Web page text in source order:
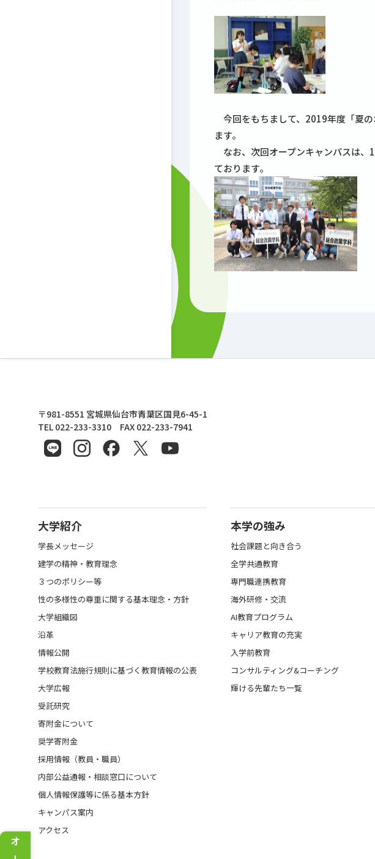
今回をもちまして、2019年度「夏
ます。
なお、次回オープンキャンパスは、
ております。
東北文化学園大学
〒981-8551 宮城県仙台市青葉区国見6-45-1
TEL 022-233-3310 FAX 022-233-7941
大学紹介
学長メッセージ
建学の精神・教育理念
３つのポリシー等
性の多様性の尊重に関する基本理念・方針
大学組織図
沿革
情報公開
学校教育法施行規則に基づく教育情報の公表
大学広報
受託研究
寄附金について
奨学寄附金
採用情報（教員・職員）
内部公益通報・相談窓口について
個人情報保護等に係る基本方針
キャンパス案内
アクセス
本学の強み
社会課題と向き合う
全学共通教育
専門職連携教育
海外研修・交流
AI教育プログラム
キャリア教育の充実
入学前教育
コンサルティング&コーチング
輝ける先輩たち一覧